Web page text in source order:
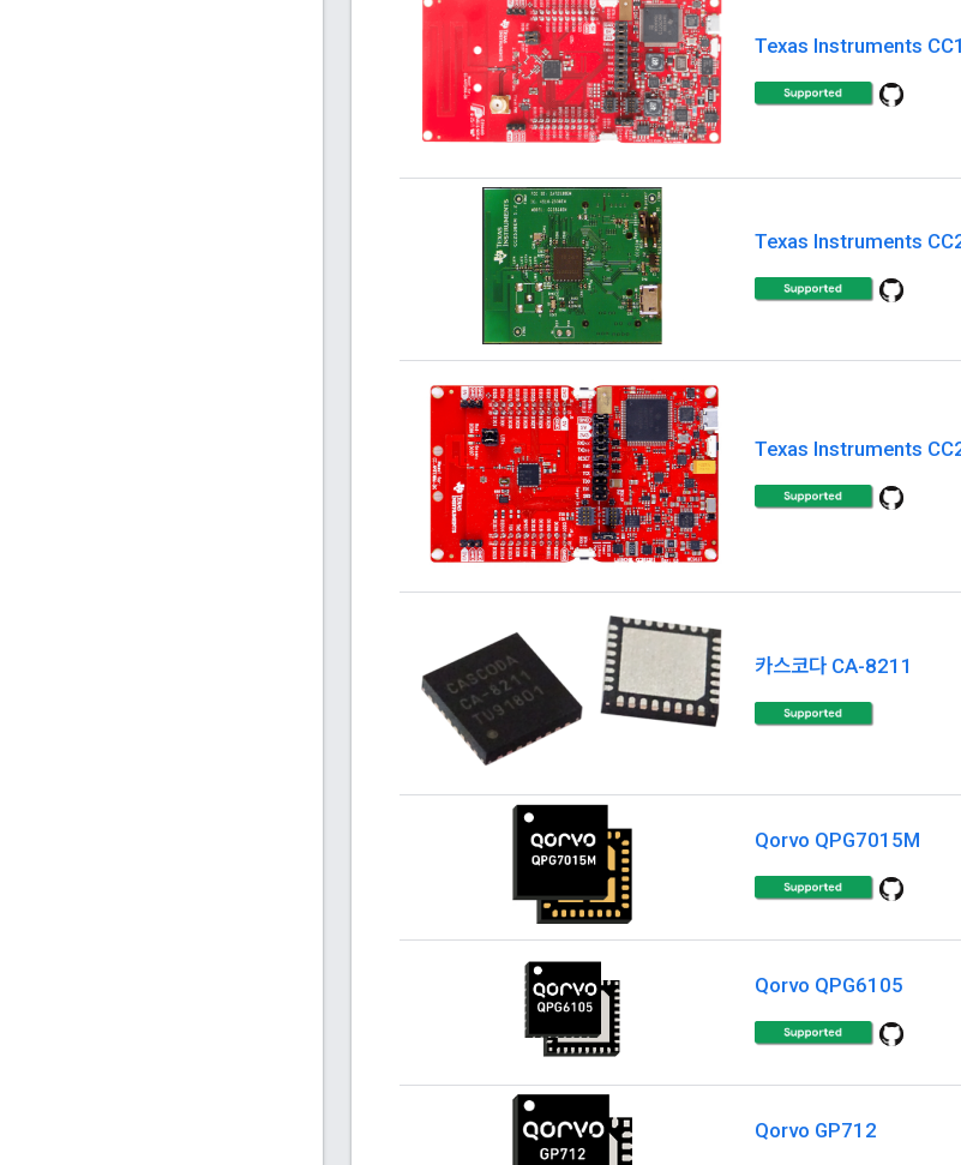
Texas Instruments
Texas Instruments
Texas Instruments
카스코다 CA-8211
Qorvo QPG7015M
Qorvo QPG6105
Qorvo GP712